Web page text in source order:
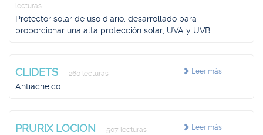
lecturas
Protector solar de uso diario, desarrollado para
proporcionar una alta protección solar, UVA y UVB
Leer más
CLIDETS 260 lecturas
Antiacneico
Leer más
PRURIX LOCION 507 lecturas